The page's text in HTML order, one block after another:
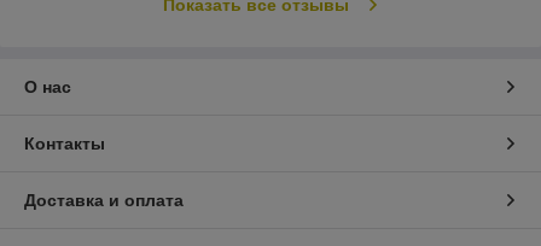
Показать все отзывы
О нас
Контакты
Доставка и оплата